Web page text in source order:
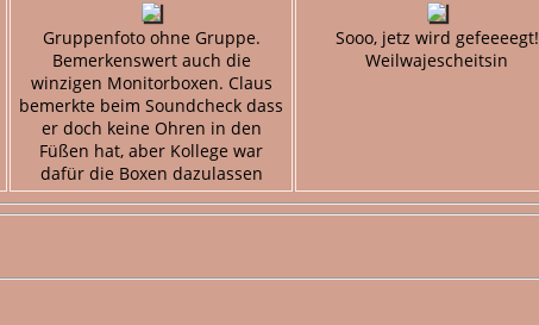
Gruppenfoto ohne Gruppe.
Bemerkenswert auch die
winzigen Monitorboxen. Claus
bemerkte beim Soundcheck dass
er doch keine Ohren in den
Füßen hat, aber Kollege war
dafür die Boxen dazulassen
Sooo, jetz wird gefeeeegt!
Weilwajescheitsin